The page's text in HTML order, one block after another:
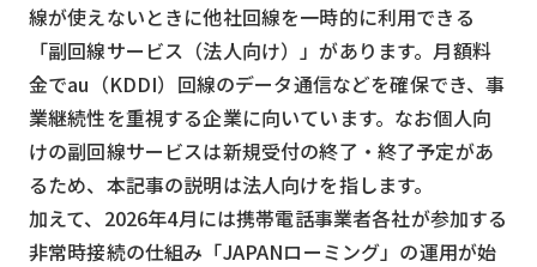
線が使えないときに他社回線を一時的に利用できる
「副回線サービス（法人向け）」があります。月額料
金でau（KDDI）回線のデータ通信などを確保でき、事
業継続性を重視する企業に向いています。なお個人向
けの副回線サービスは新規受付の終了・終了予定があ
るため、本記事の説明は法人向けを指します。
加えて、2026年4月には携帯電話事業者各社が参加する
非常時接続の仕組み「JAPANローミング」の運用が始